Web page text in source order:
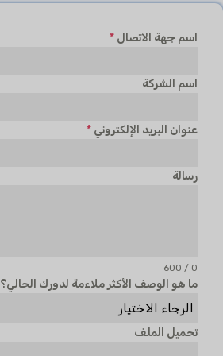
اسم جهة الاتصال *
اسم الشركة
عنوان البريد الإلكتروني *
رسالة
0 / 600
ما هو الوصف الأكثر ملاءمة لدورك الحالي؟
الرجاء الاختيار
تحميل الملف